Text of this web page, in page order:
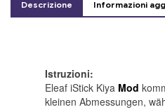
Descrizione Informazioni
Istruzioni:
Eleaf iStick Kiya Mod
kleinen Abmessungen,